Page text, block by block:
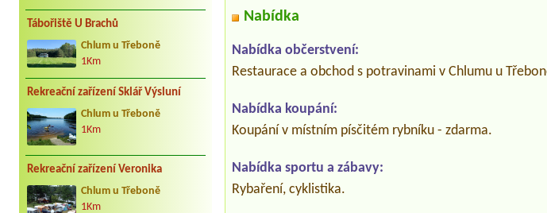
Tábořiště U Brachů
Chlum u Třeboně
1Km
Rekreační zařízení Sklář Výsluní
Chlum u Třeboně
1Km
Rekreační zařízení Veronika
Chlum u Třeboně
1Km
Nabídka
Nabídka občerstvení:
Restaurace a obchod s potravinami v Chlumu u
Nabídka koupání:
Koupání v místním písčitém rybníku - zdarma.
Nabídka sportu a zábavy:
Rybaření, cyklistika.